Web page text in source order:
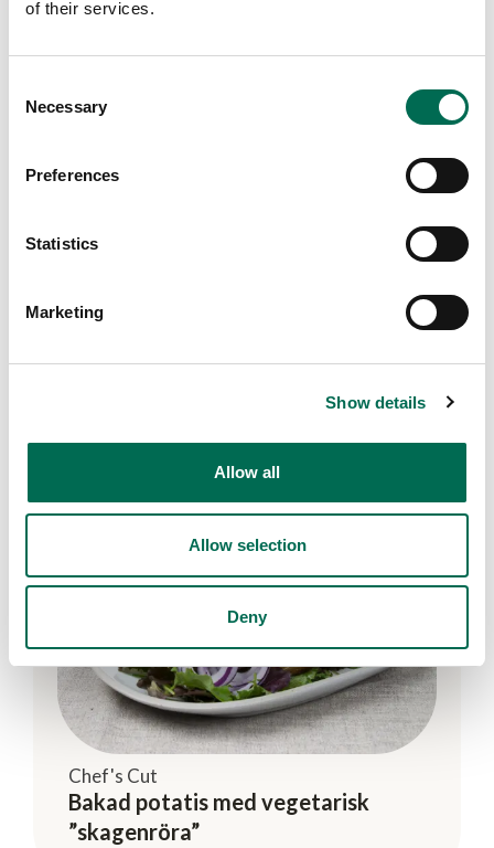
of their services.
Selection
Necessary
Preferences
Statistics
Marketing
Show details
Allow all
Allow selection
Deny
Grönkål strimlad
Fler Chef's Cut-recept
Chef's Cut
Bakad potatis med vegetarisk
”skagenröra”